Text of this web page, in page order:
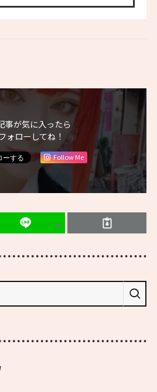
事が気に入ったら
ォローしてね！
Follow Me